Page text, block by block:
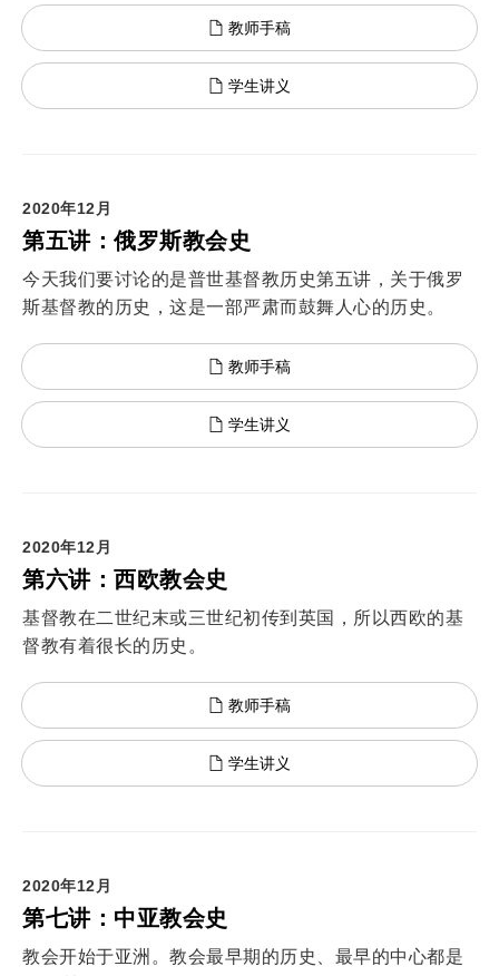
教师手稿
学生讲义
2020年12月
第五讲：俄罗斯教会史
今天我们要讨论的是普世基督教历史第五讲，关于俄罗
斯基督教的历史，这是一部严肃而鼓舞人心的历史。
教师手稿
学生讲义
2020年12月
第六讲：西欧教会史
基督教在二世纪末或三世纪初传到英国，所以西欧的基
督教有着很长的历史。
教师手稿
学生讲义
2020年12月
第七讲：中亚教会史
教会开始于亚洲。教会最早期的历史、最早的中心都是